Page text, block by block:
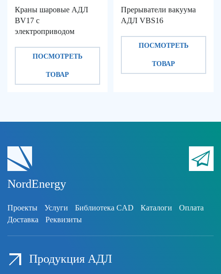
Краны шаровые АДЛ
BV17 с
электроприводом
ПОСМОТРЕТЬ
ТОВАР
Прерыватели вакуума
АДЛ VBS16
ПОСМОТРЕТЬ
ТОВАР
NordEnergy
Проекты Услуги Библиотека CAD Каталоги
Оплата
Доставка
Реквизиты
Продукция АДЛ